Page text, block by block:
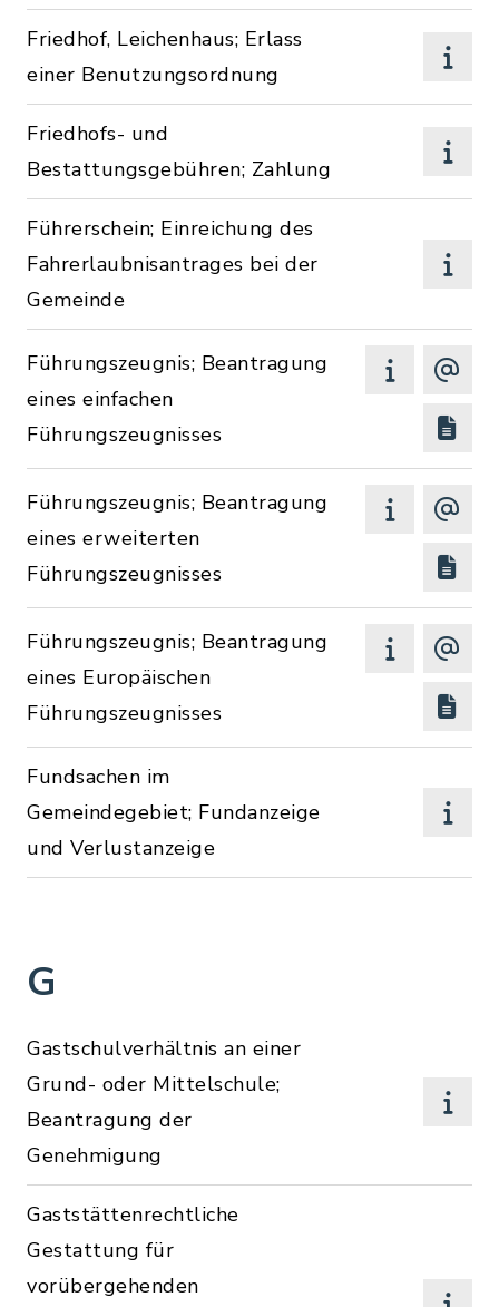
Friedhof, Leichenhaus; Erlass
einer Benutzungsordnung
Friedhofs- und
Bestattungsgebühren; Zahlung
Führerschein; Einreichung des
Fahrerlaubnisantrages bei der
Gemeinde
Führungszeugnis; Beantragung
eines einfachen
Führungszeugnisses
Führungszeugnis; Beantragung
eines erweiterten
Führungszeugnisses
Führungszeugnis; Beantragung
eines Europäischen
Führungszeugnisses
Fundsachen im
Gemeindegebiet; Fundanzeige
und Verlustanzeige
G
Gastschulverhältnis an einer
Grund- oder Mittelschule;
Beantragung der
Genehmigung
Gaststättenrechtliche
Gestattung für
vorübergehenden